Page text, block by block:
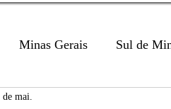
Minas Gerais Sul de
e Versões
de mai.